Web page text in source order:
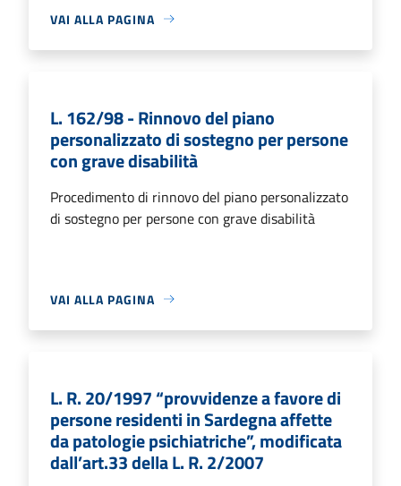
VAI ALLA PAGINA
L. 162/98 - Rinnovo del piano
personalizzato di sostegno per persone
con grave disabilità
Procedimento di rinnovo del piano personalizzato
di sostegno per persone con grave disabilità
VAI ALLA PAGINA
L. R. 20/1997 “provvidenze a favore di
persone residenti in Sardegna affette
da patologie psichiatriche”, modificata
dall’art.33 della L. R. 2/2007